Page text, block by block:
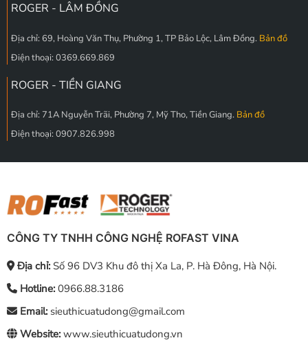
ROGER - LÂM ĐỒNG
Địa chỉ: 69, Hoàng Văn Thụ, Phường 1, TP Bảo Lộc, Lâm Đồng. Bản đồ
Điện thoại: 0369.669.869
ROGER - TIỀN GIANG
Địa chỉ: 71A Nguyễn Trãi, Phường 7, Mỹ Tho, Tiền Giang. Bản đồ
Điện thoại: 0907.826.998
CÔNG TY TNHH CÔNG NGHỆ ROFAST VINA
Địa chỉ:Số 96 DV3 Khu đô thị Xa La, P. Hà Đông, Hà Nội.
Hotline:0966.88.3186
Email: sieuthicuatudong@gmail.com
Website:www.sieuthicuatudong.vn